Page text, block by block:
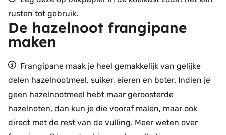
rusten tot gebruik.
De hazelnoot frangipane
maken
Frangipane maak je heel gemakkelijk van gelijke
delen hazelnootmeel, suiker, eieren en boter. Indien je
geen hazelnootmeel hebt maar geroosterde
hazelnoten, dan kun je die vooraf malen, maar ook
direct met de rest van de vulling. Meer weten over